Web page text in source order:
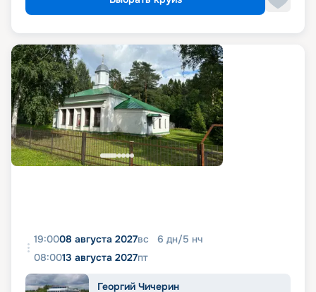
19:0008 августа 2027вс 6 дн/5 нч
08:0013 августа 2027пт
Георгий Чичерин